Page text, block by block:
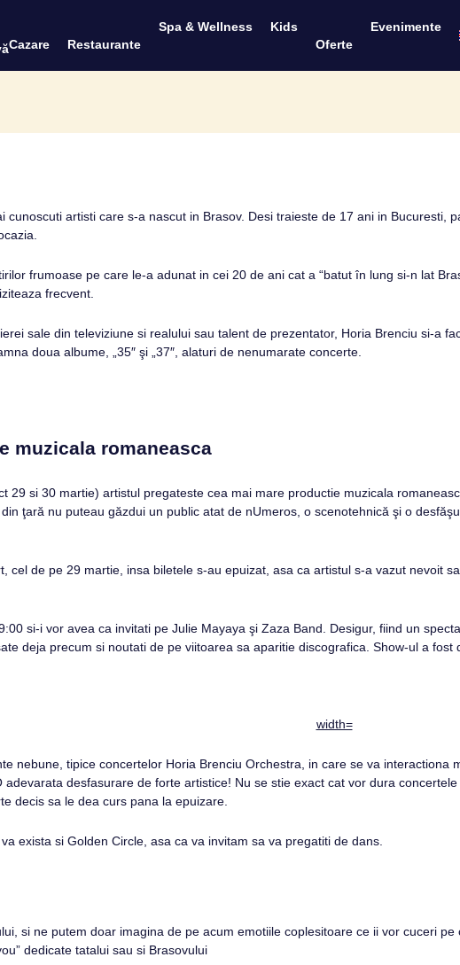
Cazare Restaurante
Spa & Wellness
Kids
Oferte
Evenimente
cunoscuti artisti care s-a nascut in Brasov. Desi traieste de 17 ani in Bucuresti,
frumoase pe care le-a adunat in cei 20 de ani cat a “batut în lung si-n lat
frecvent.
sale din televiziune si realului sau talent de prezentator, Horia Brenciu si-a
doua albume, „35″ şi „37″, alaturi de nenumarate concerte.
muzicala romaneasca
29 si 30 martie) artistul pregateste cea mai mare productie muzicala
ţară nu puteau găzdui un public atat de nUmeros, o scenotehnică şi o
cel de pe 29 martie, insa biletele s-au epuizat, asa ca artistul s-a vazut nevoit
si-i vor avea ca invitati pe Julie Mayaya şi Zaza Band. Desigur, fiind un
deja precum si noutati de pe viitoarea sa aparitie discografica. Show-ul a
nebune, tipice concertelor Horia Brenciu Orchestra, in care se va
desfasurare de forte artistice! Nu se stie exact cat vor dura
decis sa le dea curs pana la epuizare.
exista si Golden Circle, asa ca va invitam sa va pregatiti de dans.
si ne putem doar imagina de pe acum emotiile coplesitoare ce ii vor cuceri
dedicate tatalui sau si Brasovului